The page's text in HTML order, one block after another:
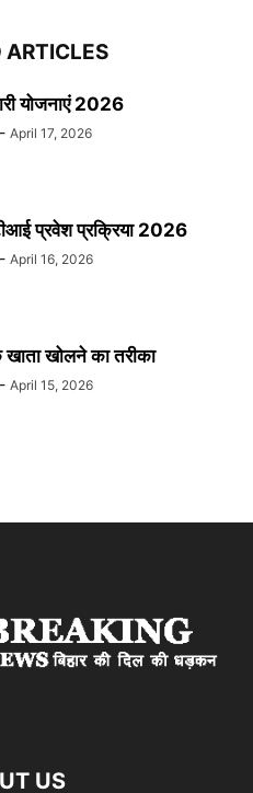
ARTICLES
योजनाएं 2026
- April 17, 2026
प्रवेश प्रक्रिया 2026
- April 16, 2026
खाता खोलने का तरीका
- April 15, 2026
US